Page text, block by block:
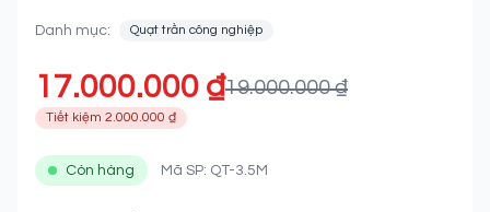
Danh mục: Quạt trần công nghiệp
17.000.000 ₫19.000.000 ₫
Tiết kiệm 2.000.000 ₫
Còn hàng Mã SP: QT-3.5M